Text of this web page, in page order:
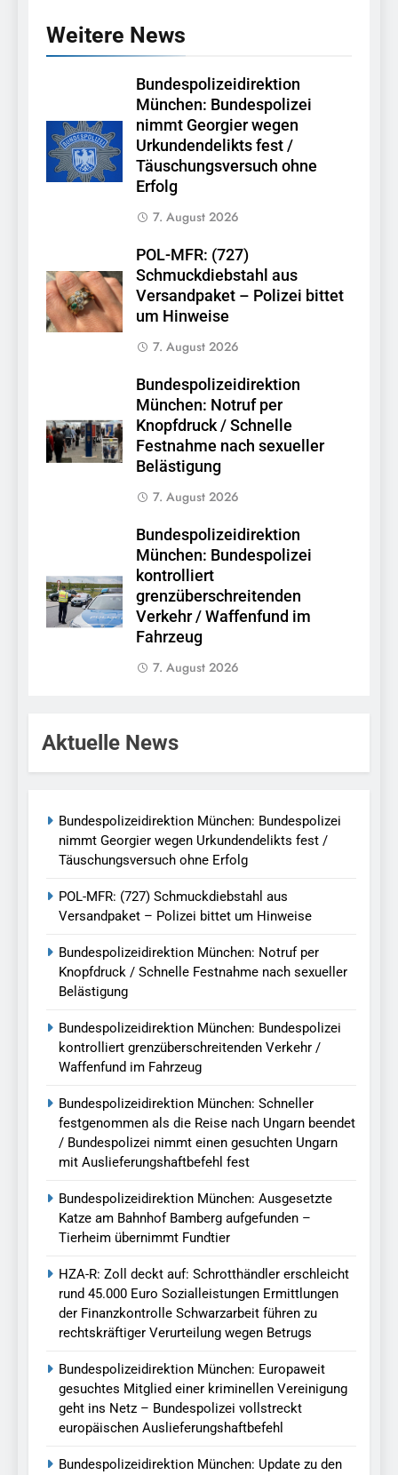
Weitere News
Bundespolizeidirektion
München: Bundespolizei
nimmt Georgier wegen
Urkundendelikts fest /
Täuschungsversuch ohne
Erfolg
7. August 2026
POL-MFR: (727)
Schmuckdiebstahl aus
Versandpaket – Polizei bittet
um Hinweise
7. August 2026
Bundespolizeidirektion
München: Notruf per
Knopfdruck / Schnelle
Festnahme nach sexueller
Belästigung
7. August 2026
Bundespolizeidirektion
München: Bundespolizei
kontrolliert
grenzüberschreitenden
Verkehr / Waffenfund im
Fahrzeug
7. August 2026
Aktuelle News
Bundespolizeidirektion München: Bundespolizei
nimmt Georgier wegen Urkundendelikts fest /
Täuschungsversuch ohne Erfolg
POL-MFR: (727) Schmuckdiebstahl aus
Versandpaket – Polizei bittet um Hinweise
Bundespolizeidirektion München: Notruf per
Knopfdruck / Schnelle Festnahme nach sexueller
Belästigung
Bundespolizeidirektion München: Bundespolizei
kontrolliert grenzüberschreitenden Verkehr /
Waffenfund im Fahrzeug
Bundespolizeidirektion München: Schneller
festgenommen als die Reise nach Ungarn beendet
/ Bundespolizei nimmt einen gesuchten Ungarn
mit Auslieferungshaftbefehl fest
Bundespolizeidirektion München: Ausgesetzte
Katze am Bahnhof Bamberg aufgefunden –
Tierheim übernimmt Fundtier
HZA-R: Zoll deckt auf: Schrotthändler erschleicht
rund 45.000 Euro Sozialleistungen Ermittlungen
der Finanzkontrolle Schwarzarbeit führen zu
rechtskräftiger Verurteilung wegen Betrugs
Bundespolizeidirektion München: Europaweit
gesuchtes Mitglied einer kriminellen Vereinigung
geht ins Netz – Bundespolizei vollstreckt
europäischen Auslieferungshaftbefehl
Bundespolizeidirektion München: Update zu den